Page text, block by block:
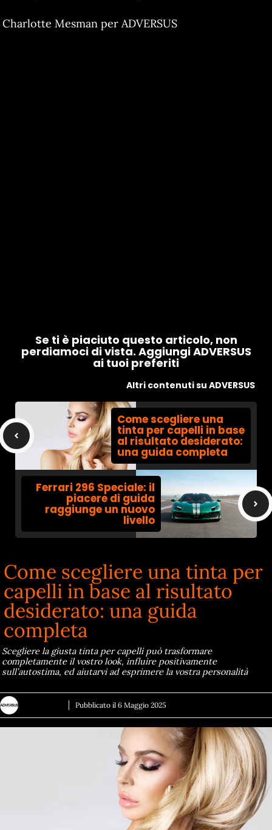
Charlotte Mesman per ADVERSUS
Se ti è piaciuto questo articolo, non
perdiamoci di vista. Aggiungi ADVERSUS
ai tuoi preferiti
Altri contenuti su ADVERSUS
Come scegliere una
tinta per capelli in base
al risultato desiderato:
una guida completa
Ferrari 296 Speciale: il
piacere di guida
raggiunge un nuovo
livello
Come scegliere una tinta per
capelli in base al risultato
desiderato: una guida
completa
Scegliere la giusta tinta per capelli può trasformare
completamente il vostro look, influire positivamente
sull’autostima, ed aiutarvi ad esprimere la vostra personalità
Pubblicato il 6 Maggio 2025